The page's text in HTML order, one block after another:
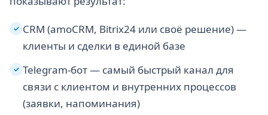
✓ CRM (amoCRM, Bitrix24 или своё решение) —
клиенты и сделки в единой базе
✓ Telegram-бот — самый быстрый канал для
связи с клиентом и внутренних процессов
(заявки, напоминания)